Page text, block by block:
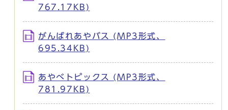
767.17KB)
がんばれあやバス (MP3形式、
695.34KB)
あやべトピックス (MP3形式、
781.97KB)